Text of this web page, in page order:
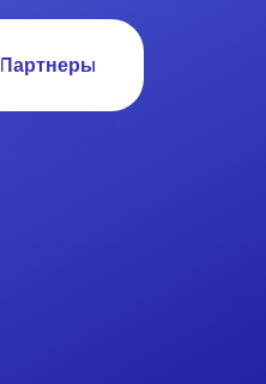
Партнеры